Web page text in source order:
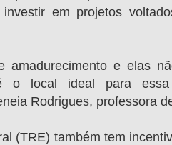
investir em projetos
amadurecimento e elas
local ideal para essa
Rodrigues, professora
(TRE) também tem